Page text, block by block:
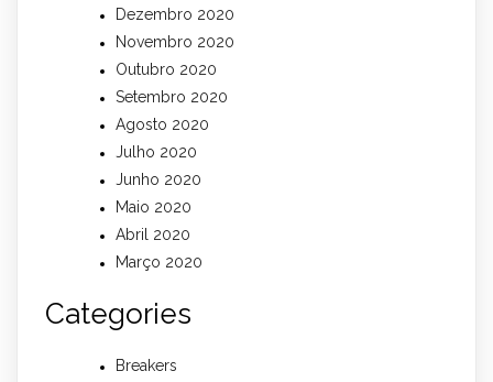
Dezembro 2020
Novembro 2020
Outubro 2020
Setembro 2020
Agosto 2020
Julho 2020
Junho 2020
Maio 2020
Abril 2020
Março 2020
Categories
Breakers